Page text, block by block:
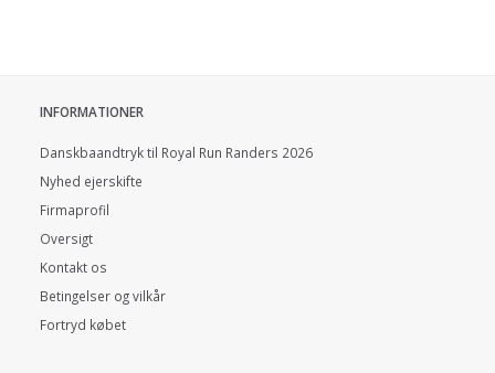
INFORMATIONER
Danskbaandtryk til Royal Run Randers 2026
Nyhed ejerskifte
Firmaprofil
Oversigt
Kontakt os
Betingelser og vilkår
Fortryd købet